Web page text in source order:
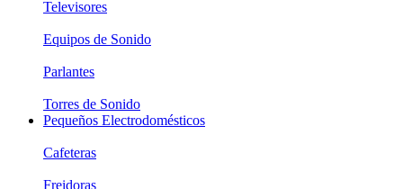
Televisores
Equipos de Sonido
Parlantes
Torres de Sonido
Pequeños Electrodomésticos
Cafeteras
Freidoras